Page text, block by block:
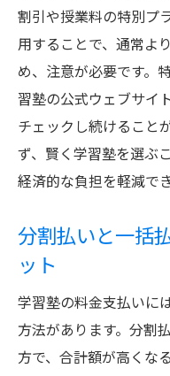
割引や授業料の特別プ
用することで、通常よ
め、注意が必要です。
習塾の公式ウェブサイ
チェックし続けること
ず、賢く学習塾を選ぶ
経済的な負担を軽減でき
分割払いと一括
ット
学習塾の料金支払いに
方法があります。分割
方で、合計額が高くな